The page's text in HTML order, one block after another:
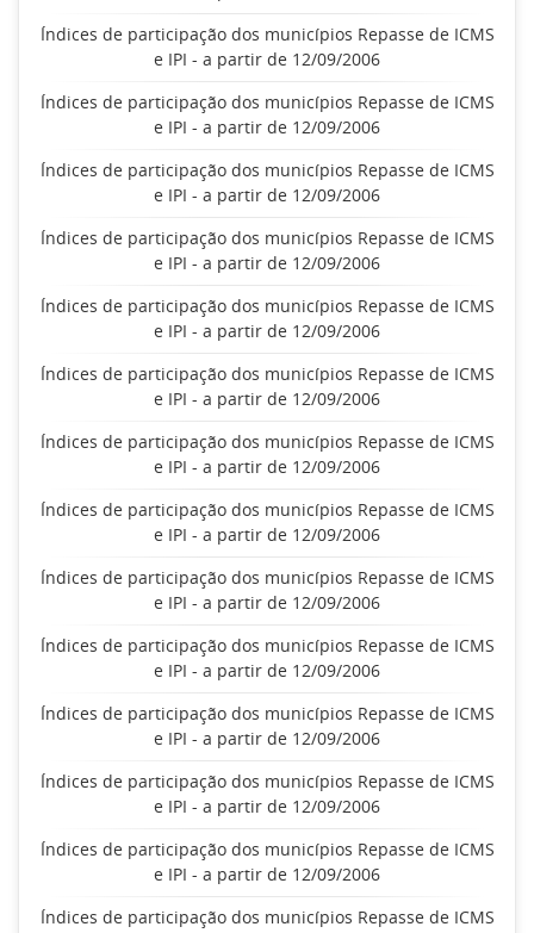
Índices de participação dos municípios Repasse de ICMS
e IPI - a partir de 12/09/2006
Índices de participação dos municípios Repasse de ICMS
e IPI - a partir de 12/09/2006
Índices de participação dos municípios Repasse de ICMS
e IPI - a partir de 12/09/2006
Índices de participação dos municípios Repasse de ICMS
e IPI - a partir de 12/09/2006
Índices de participação dos municípios Repasse de ICMS
e IPI - a partir de 12/09/2006
Índices de participação dos municípios Repasse de ICMS
e IPI - a partir de 12/09/2006
Índices de participação dos municípios Repasse de ICMS
e IPI - a partir de 12/09/2006
Índices de participação dos municípios Repasse de ICMS
e IPI - a partir de 12/09/2006
Índices de participação dos municípios Repasse de ICMS
e IPI - a partir de 12/09/2006
Índices de participação dos municípios Repasse de ICMS
e IPI - a partir de 12/09/2006
Índices de participação dos municípios Repasse de ICMS
e IPI - a partir de 12/09/2006
Índices de participação dos municípios Repasse de ICMS
e IPI - a partir de 12/09/2006
Índices de participação dos municípios Repasse de ICMS
e IPI - a partir de 12/09/2006
Índices de participação dos municípios Repasse de ICMS